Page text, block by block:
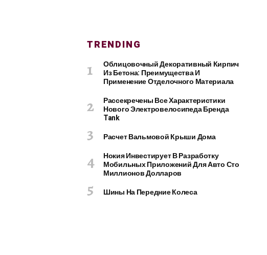
TRENDING
Облицовочный Декоративный Кирпич
Из Бетона: Преимущества И
Применение Отделочного Материала
Рассекречены Все Характеристики
Нового Электровелосипеда Бренда
Tank
Расчет Вальмовой Крыши Дома
Нокия Инвестирует В Разработку
Мобильных Приложений Для Авто Сто
Миллионов Долларов
Шины На Передние Колеса